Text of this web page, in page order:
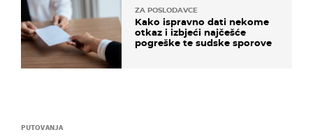
PUTOVANJA
ZA POSLODAVCE
Kako ispravno dati nekome
otkaz i izbjeći najčešće
pogreške te sudske sporove